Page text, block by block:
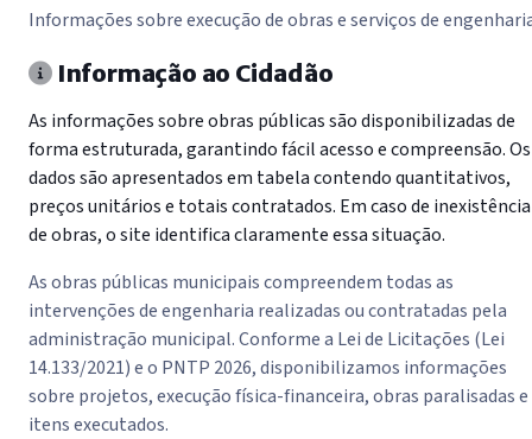
Informações sobre execução de obras e serviços de
Informação ao Cidadão
As informações sobre obras públicas são disponibilizadas de
forma estruturada, garantindo fácil acesso e compreensão. Os
dados são apresentados em tabela contendo quantitativos,
preços unitários e totais contratados. Em caso de inexistência
de obras, o site identifica claramente essa situação.
As obras públicas municipais compreendem todas as
intervenções de engenharia realizadas ou contratadas pela
administração municipal. Conforme a Lei de Licitações (Lei
14.133/2021) e o PNTP 2026, disponibilizamos informações
sobre projetos, execução física-financeira, obras paralisadas e
itens executados.